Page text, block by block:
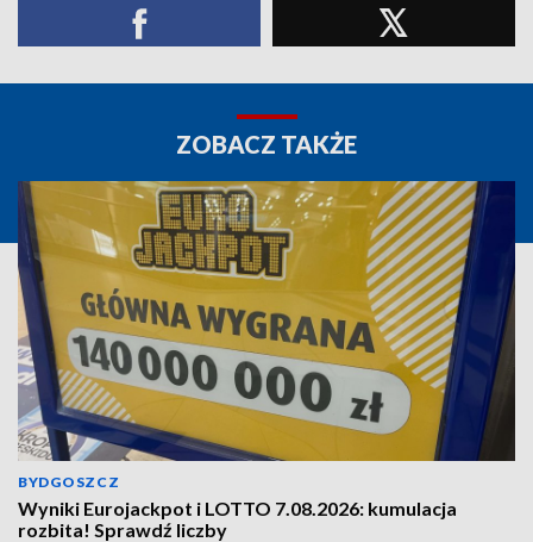
ZOBACZ TAKŻE
BYDGOSZCZ
Wyniki Eurojackpot i LOTTO 7.08.2026: kumulacja
rozbita! Sprawdź liczby